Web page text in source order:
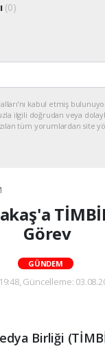
(0)
kabul etmiş
ilgili doğrudan veya
tüm yorumlardan site
Görev
GÜNDEM
Güncelleme:
Birliği